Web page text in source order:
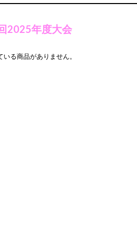
2025年度大会
いる商品がありません。